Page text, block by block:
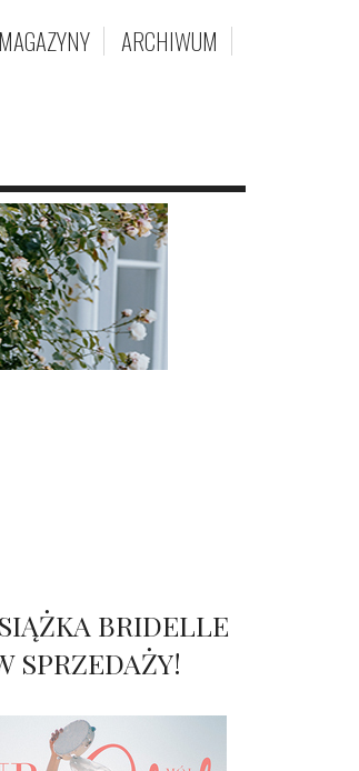
MAGAZYNY ARCHIWUM
BRIDELLE
SPRZEDAŻY!